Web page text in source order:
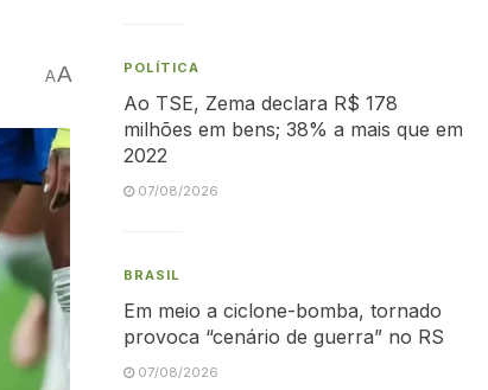
AA POLÍTICA
Ao TSE, Zema declara R$ 178
milhões em bens; 38% a mais que em
2022
07/08/2026
BRASIL
Em meio a ciclone-bomba, tornado
provoca “cenário de guerra” no RS
07/08/2026